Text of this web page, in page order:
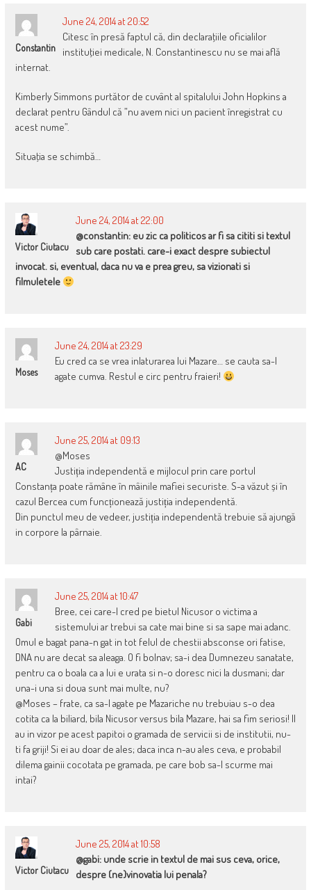
Constantin
June 24, 2014 at 20:52
Citesc în presă faptul că, din declaraţiile oficialilor
instituţiei medicale, N. Constantinescu nu se mai află
internat.
Kimberly Simmons purtător de cuvânt al spitalului John Hopkins a
declarat pentru Gândul că ”nu avem nici un pacient înregistrat cu
acest nume”.
Situaţia se schimbă…
Victor Ciutacu
June 24, 2014 at 22:00
@constantin: eu zic ca politicos ar fi sa cititi si textul
sub care postati. care-i exact despre subiectul
invocat. si, eventual, daca nu va e prea greu, sa vizionati si
filmuletele
Moses
June 24, 2014 at 23:29
Eu cred ca se vrea inlaturarea lui Mazare… se cauta sa-l
agate cumva. Restul e circ pentru fraieri!
AC
June 25, 2014 at 09:13
@Moses
Justiția independentă e mijlocul prin care portul
Constanța poate rămâne în mâinile mafiei securiste. S-a văzut și în
cazul Bercea cum funcționează justiția independentă.
Din punctul meu de vedeer, justiția independentă trebuie să ajungă
in corpore la pârnaie.
Gabi
June 25, 2014 at 10:47
Bree, cei care-l cred pe bietul Nicusor o victima a
sistemului ar trebui sa cate mai bine si sa sape mai adanc.
Omul e bagat pana-n gat in tot felul de chestii absconse ori fatise,
DNA nu are decat sa aleaga. O fi bolnav; sa-i dea Dumnezeu sanatate,
pentru ca o boala ca a lui e urata si n-o doresc nici la dusmani; dar
una-i una si doua sunt mai multe, nu?
@Moses – frate, ca sa-l agate pe Mazariche nu trebuiau s-o dea
cotita ca la biliard, bila Nicusor versus bila Mazare, hai sa fim seriosi! Il
au in vizor pe acest papitoi o gramada de servicii si de institutii, nu-
ti fa griji! Si ei au doar de ales; daca inca n-au ales ceva, e probabil
dilema gainii cocotata pe gramada, pe care bob sa-l scurme mai
intai?
Victor Ciutacu
June 25, 2014 at 10:58
@gabi: unde scrie in textul de mai sus ceva, orice,
despre (ne)vinovatia lui penala?